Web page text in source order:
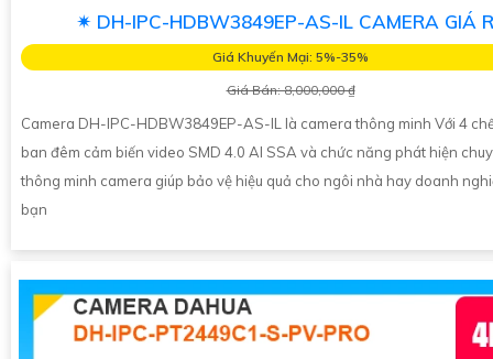
✴ DH-IPC-HDBW3849EP-AS-IL CAMERA GIÁ
Giá Khuyến Mại: 5%-35%
Giá Bán: 8,000,000 ₫
Camera DH-IPC-HDBW3849EP-AS-IL là camera thông minh Với 4
ban đêm cảm biến video SMD 4.0 AI SSA và chức năng phát hiện
thông minh camera giúp bảo vệ hiệu quả cho ngôi nhà hay doanh
bạn